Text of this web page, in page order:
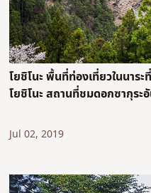
โยชิโนะ พื้นที่ท่องเที่ยวในนาร
โยชิโนะ สถานที่ชมดอกซากุระ
Jul 02, 2019